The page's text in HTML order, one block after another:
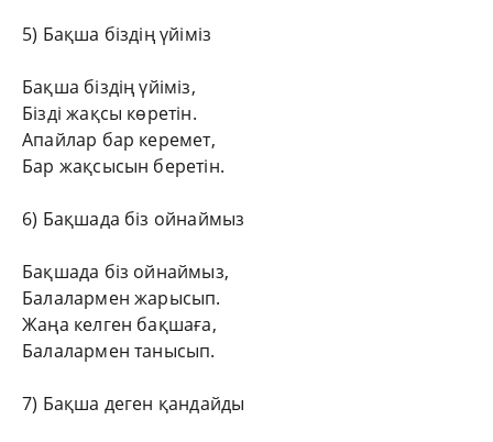
5) Бақша біздің үйіміз
Бақша біздің үйіміз,
Бізді жақсы көретін.
Апайлар бар керемет,
Бар жақсысын беретін.
6) Бақшада біз ойнаймыз
Бақшада біз ойнаймыз,
Балалармен жарысып.
Жаңа келген бақшаға,
Балалармен танысып.
7) Бақша деген қандайды